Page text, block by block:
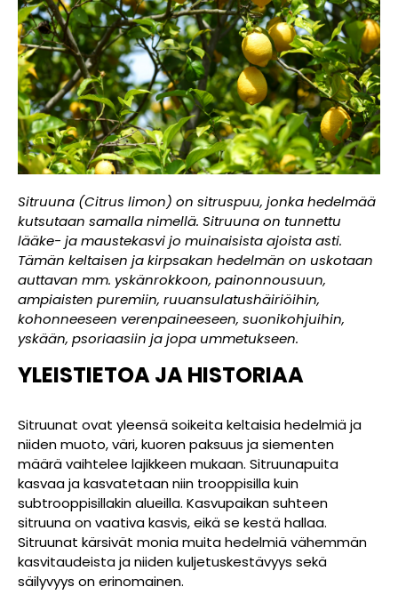
Sitruuna (Citrus limon) on sitruspuu, jonka hedelmää
kutsutaan samalla nimellä. Sitruuna on tunnettu
lääke- ja maustekasvi jo muinaisista ajoista asti.
Tämän keltaisen ja kirpsakan hedelmän on uskotaan
auttavan mm. yskänrokkoon, painonnousuun,
ampiaisten puremiin, ruuansulatushäiriöihin,
kohonneeseen verenpaineeseen, suonikohjuihin,
yskään, psoriaasiin ja jopa ummetukseen.
YLEISTIETOAJAHISTORIAA
Sitruunat ovat yleensä soikeita keltaisia hedelmiä ja
niiden muoto, väri, kuoren paksuus ja siementen
määrä vaihtelee lajikkeen mukaan. Sitruunapuita
kasvaa ja kasvatetaan niin trooppisilla kuin
subtrooppisillakin alueilla. Kasvupaikan suhteen
sitruuna on vaativa kasvis, eikä se kestä hallaa.
Sitruunat kärsivät monia muita hedelmiä vähemmän
kasvitaudeista ja niiden kuljetuskestävyys sekä
säilyvyys on erinomainen.